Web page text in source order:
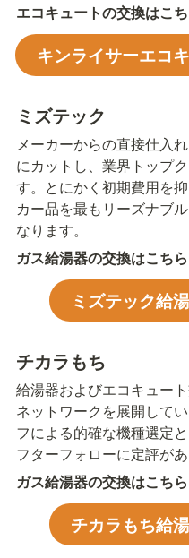
エコキュートの交換はこ
キンライサーエコ
ミズテック
メーカーからの直接仕入
にカットし、業界トップ
す。とにかく初期費用を
カー品を最もリーズナブ
なります。
ガス給湯器の交換はこちら
ミズテック給
チカラもち
給湯器およびエコキュー
ネットワークを展開して
フによる的確な機種選定
フターフォローに定評があ
ガス給湯器の交換はこちら
チカラもち給